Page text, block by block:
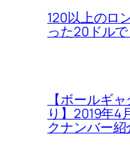
120以上のロ
った20ドルで
【ボールギ
り】2019年4
クナンバー紹